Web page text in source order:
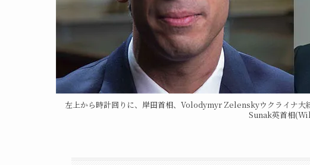
左上から時計回りに、岸田首相、Volodymyr Zelenskyウクライナ
Sunak英首相